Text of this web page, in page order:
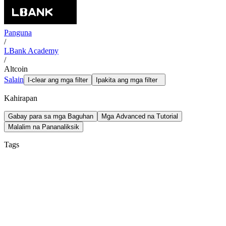
Panguna
/
LBank Academy
/
Altcoin
Salain
I-clear ang mga filter Ipakita ang mga filter
Kahirapan
Gabay para sa mga Baguhan
Mga Advanced na Tutorial
Malalim na Pananaliksik
Tags